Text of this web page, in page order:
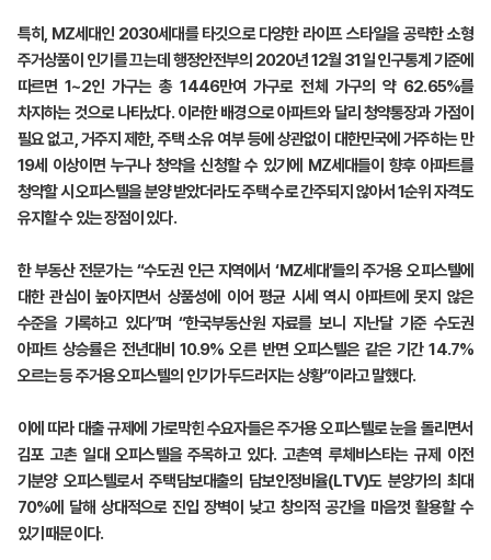
특히, MZ세대인 2030세대를 타깃으로 다양한 라이프 스타일을 공략한 소형
주거상품이 인기를 끄는데 행정안전부의 2020년 12월 31일 인구통계 기준에
따르면 1~2인 가구는 총 1446만여 가구로 전체 가구의 약 62.65%를
차지하는 것으로 나타났다. 이러한 배경으로 아파트와 달리 청약통장과 가점이
필요 없고, 거주지 제한, 주택 소유 여부 등에 상관없이 대한민국에 거주하는 만
19세 이상이면 누구나 청약을 신청할 수 있기에 MZ세대들이 향후 아파트를
청약할 시 오피스텔을 분양 받았더라도 주택 수로 간주되지 않아서 1순위 자격도
유지할 수 있는 장점이 있다.
한 부동산 전문가는 “수도권 인근 지역에서 ‘MZ세대’들의 주거용 오피스텔에
대한 관심이 높아지면서 상품성에 이어 평균 시세 역시 아파트에 못지 않은
수준을 기록하고 있다”며 “한국부동산원 자료를 보니 지난달 기준 수도권
아파트 상승률은 전년대비 10.9% 오른 반면 오피스텔은 같은 기간 14.7%
오르는 등 주거용 오피스텔의 인기가 두드러지는 상황”이라고 말했다.
이에 따라 대출 규제에 가로막힌 수요자들은 주거용 오피스텔로 눈을 돌리면서
김포 고촌 일대 오피스텔을 주목하고 있다. 고촌역 루체비스타는 규제 이전
기분양 오피스텔로서 주택담보대출의 담보인정비율(LTV)도 분양가의 최대
70%에 달해 상대적으로 진입 장벽이 낮고 창의적 공간을 마음껏 활용할 수
있기 때문이다.